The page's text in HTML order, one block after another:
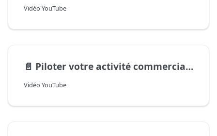
Vidéo YouTube
📄️ Piloter votre activité commerciale
Vidéo YouTube